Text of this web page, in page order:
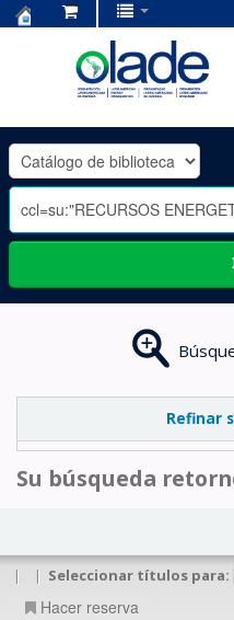
OLADE
-
Refinar
Su búsqueda
| | Seleccionar títulos para:
Hacer reserva